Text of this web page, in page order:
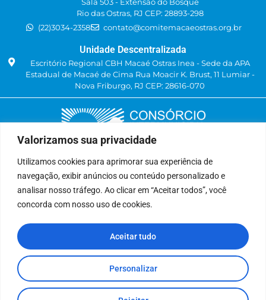
Valorizamos sua privacidade
Utilizamos cookies para aprimorar sua experiência de
navegação, exibir anúncios ou conteúdo personalizado e
analisar nosso tráfego. Ao clicar em “Aceitar todos”, você
concorda com nosso uso de cookies.
Personalizar
Aceitar tudo
Rio das Ostras, RJ CEP: 28893-298
(22)3034-2358
contato@comitemacaeostras.org.br
Unidade Descentralizada
Escritório Regional CBH Macaé Ostras Inea - Sede da APA
Estadual de Macaé de Cima Rua Moacir K. Brust, 11 Lumiar -
Nova Friburgo, RJ CEP: 28616-070
Delegatária (CILSJ)
Rua: Avenida Um, n° 01, Lote 01, Quadra 11
Bairro: Jardins de São Pedro
São Pedro da Aldeia, RJ
(22) 9 8841-2358
secretariaexecutiva@cilsj.org.br